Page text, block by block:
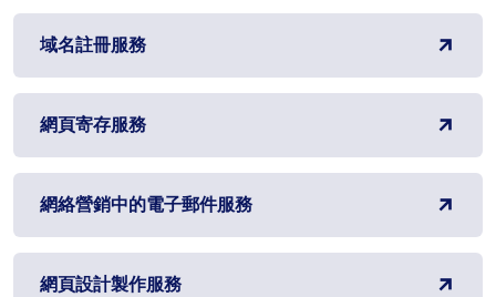
域名註冊服務
網頁寄存服務
網絡營銷中的電子郵件服務
網頁設計製作服務